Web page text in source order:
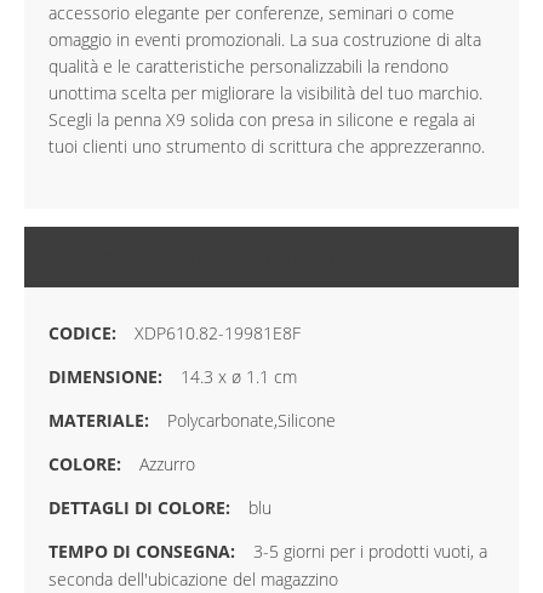
accessorio elegante per conferenze, seminari o come
omaggio in eventi promozionali. La sua costruzione di alta
qualità e le caratteristiche personalizzabili la rendono
unottima scelta per migliorare la visibilità del tuo marchio.
Scegli la penna X9 solida con presa in silicone e regala ai
tuoi clienti uno strumento di scrittura che apprezzeranno.
XDP610.82-19981E8F
14.3 x ø 1.1 cm
Polycarbonate,Silicone
Azzurro
blu
3-5 giorni per i prodotti vuoti, a
seconda dell'ubicazione del magazzino